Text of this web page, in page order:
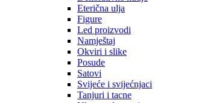
Eterična ulja
Figure
Led proizvodi
Namještaj
Okviri i slike
Posude
Satovi
Svijeće i svijećnjaci
Tanjuri i tacne